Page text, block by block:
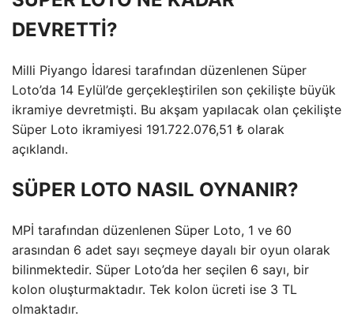
DEVRETTİ?
Milli Piyango İdaresi tarafından düzenlenen Süper
Loto’da 14 Eylül’de gerçekleştirilen son çekilişte büyük
ikramiye devretmişti. Bu akşam yapılacak olan çekilişte
Süper Loto ikramiyesi 191.722.076,51 ₺ olarak
açıklandı.
SÜPER LOTO NASIL OYNANIR?
MPİ tarafından düzenlenen Süper Loto, 1 ve 60
arasından 6 adet sayı seçmeye dayalı bir oyun olarak
bilinmektedir. Süper Loto’da her seçilen 6 sayı, bir
kolon oluşturmaktadır. Tek kolon ücreti ise 3 TL
olmaktadır.